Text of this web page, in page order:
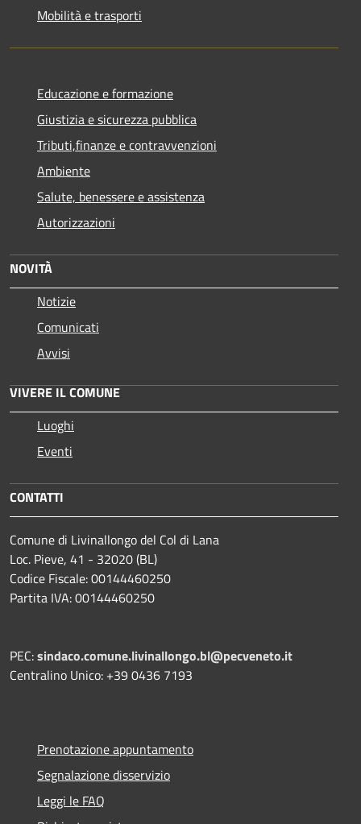
Mobilità e trasporti
Educazione e formazione
Giustizia e sicurezza pubblica
Tributi,finanze e contravvenzioni
Ambiente
Salute, benessere e assistenza
Autorizzazioni
NOVITÀ
Notizie
Comunicati
Avvisi
VIVERE IL COMUNE
Luoghi
Eventi
CONTATTI
Comune di Livinallongo del Col di Lana
Loc. Pieve, 41 - 32020 (BL)
Codice Fiscale: 00144460250
Partita IVA: 00144460250
PEC:sindaco.comune.livinallongo.bl@pecveneto.it
Centralino Unico: +39 0436 7193
Prenotazione appuntamento
Segnalazione disservizio
Leggi le FAQ